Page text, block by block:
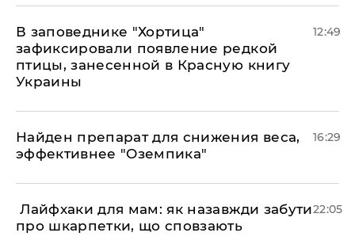
В заповеднике "Хортица"
зафиксировали появление редкой
птицы, занесенной в Красную книгу
Украины
12:49
Найден препарат для снижения веса,
эффективнее "Оземпика"
16:29
​ Лайфхаки для мам: як назавжди забути
про шкарпетки, що сповзають
22:05